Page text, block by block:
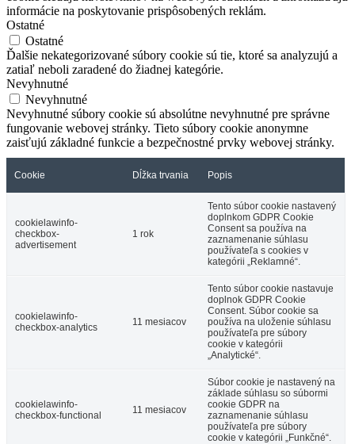
informácie na poskytovanie prispôsobených reklám.
Ostatné
Ostatné
Ďalšie nekategorizované súbory cookie sú tie, ktoré sa analyzujú a
zatiaľ neboli zaradené do žiadnej kategórie.
Nevyhnutné
Nevyhnutné
Nevyhnutné súbory cookie sú absolútne nevyhnutné pre správne
fungovanie webovej stránky. Tieto súbory cookie anonymne
zaisťujú základné funkcie a bezpečnostné prvky webovej stránky.
Cookie Dĺžka trvania Popis
cookielawinfo-
checkbox-
advertisement
1 rok
Tento súbor cookie nastavený
doplnkom GDPR Cookie
Consent sa používa na
zaznamenanie súhlasu
používateľa s cookies v
kategórii „Reklamné“.
cookielawinfo-
checkbox-analytics
11 mesiacov
Tento súbor cookie nastavuje
doplnok GDPR Cookie
Consent. Súbor cookie sa
používa na uloženie súhlasu
používateľa pre súbory
cookie v kategórii
„Analytické“.
cookielawinfo-
checkbox-functional
11 mesiacov
Súbor cookie je nastavený na
základe súhlasu so súbormi
cookie GDPR na
zaznamenanie súhlasu
používateľa pre súbory
cookie v kategórii „Funkčné“.